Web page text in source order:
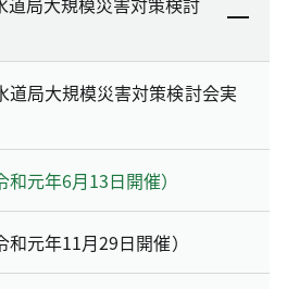
道局大規模災害対策検討会実
元年6月13日開催）
元年11月29日開催）